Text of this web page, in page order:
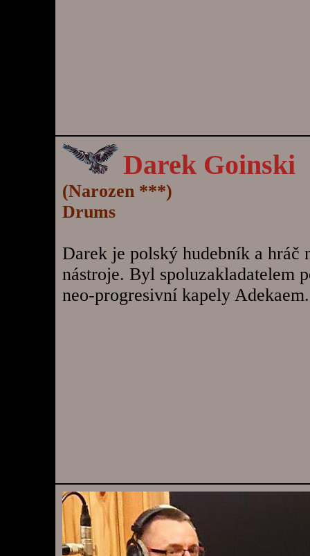
Darek Goinski
(Narozen ***)
Drums
Darek je polský hudebník a hráč
nástroje. Byl spoluzakladatelem
neo-progresivní kapely Adekaem.